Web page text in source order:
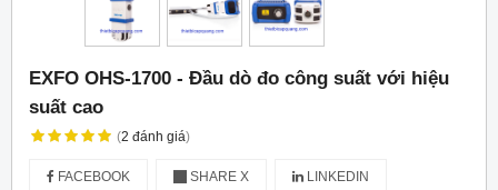
EXFO OHS-1700 - Đầu dò đo công suất với hiệu
suất cao
(2 đánh giá)
FACEBOOK SHARE X LINKEDIN